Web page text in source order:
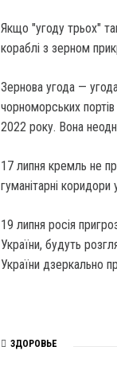
Якщо "угоду трьох"
кораблі з зерном
Зернова угода —
чорноморських
2022 року. Вона
17 липня кремль не
гуманітарні
19 липня росія
України, будуть
України дзеркально
ЗДОРОВЬЕ